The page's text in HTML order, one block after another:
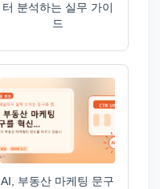
터 분석하는 실무 가이
드
AI, 부동산 마케팅 문구